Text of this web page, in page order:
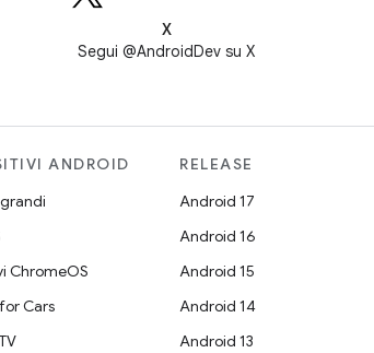
X
Segui @AndroidDev su X
ANDROID
ChromeOS
Cars
RELEASE
Android 17
Android 16
Android 15
Android 14
Android 13